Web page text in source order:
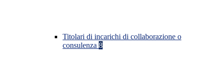
Titolari di incarichi di collaborazione o
consulenza 8